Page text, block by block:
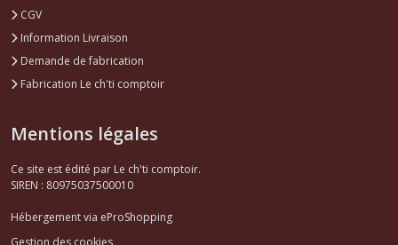
CGV
Information Livraison
Demande de fabrication
Fabrication Le ch'ti comptoir
Mentions légales
Ce site est édité par Le ch'ti comptoir.
SIREN : 80975037500010
Hébergement via eProShopping
Gestion des cookies